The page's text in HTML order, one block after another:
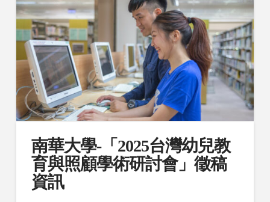
南華大學-「2025台灣幼兒教
育與照顧學術研討會」徵稿
資訊